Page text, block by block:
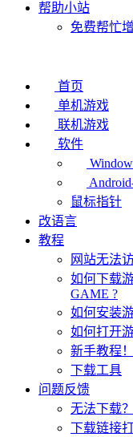
帮助小站
免费帮忙
首页
单机游戏
联机游戏
软件
鼠标指针
改语言
教程
网站无法
如何下载
GAME ?
如何安装
如何打开
新手教程
下载工具
问题反馈
无法下载？
下载链接